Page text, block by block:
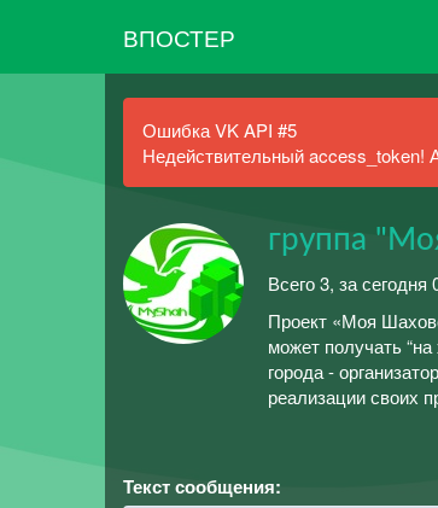
ВПОСТЕР
Ошибка VK API #5
Недействительный access_token!
группа
Всего 3, за
Проект «Моя
может получать
города -
реализации своих
Текст сообщения: